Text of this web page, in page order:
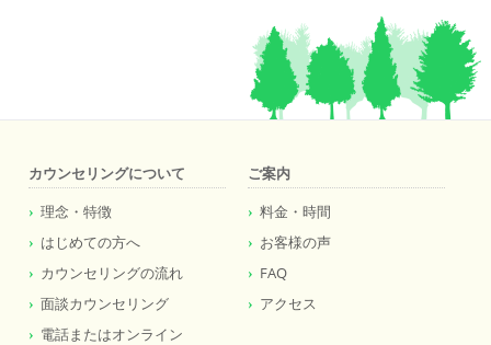
カウンセリングについて
理念・特徴
はじめての方へ
カウンセリングの流れ
面談カウンセリング
電話またはオンライン
ご案内
料金・時間
お客様の声
FAQ
アクセス